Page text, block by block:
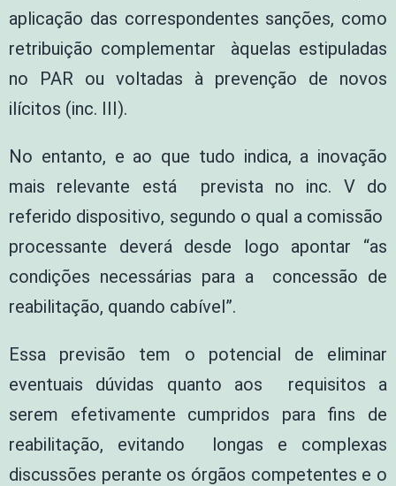
aplicação das correspondentes sanções, como
retribuição complementar àquelas estipuladas
no PAR ou voltadas à prevenção de novos
ilícitos (inc. III).
No entanto, e ao que tudo indica, a inovação
mais relevante está prevista no inc. V do
referido dispositivo, segundo o qual a comissão
processante deverá desde logo apontar “as
condições necessárias para a concessão de
reabilitação, quando cabível”.
Essa previsão tem o potencial de eliminar
eventuais dúvidas quanto aos requisitos a
serem efetivamente cumpridos para fins de
reabilitação, evitando longas e complexas
discussões perante os órgãos competentes e o